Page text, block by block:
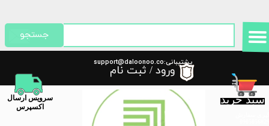
پشتیبانی:support@daloonoo.co
m
سبد خرید
​سرویس ارسال
اکسپرس
جستجو
ورود / ثبت نام
حساب کاربری من
تغییر گذر واژه
سفارشات
خروج از حساب کاربری